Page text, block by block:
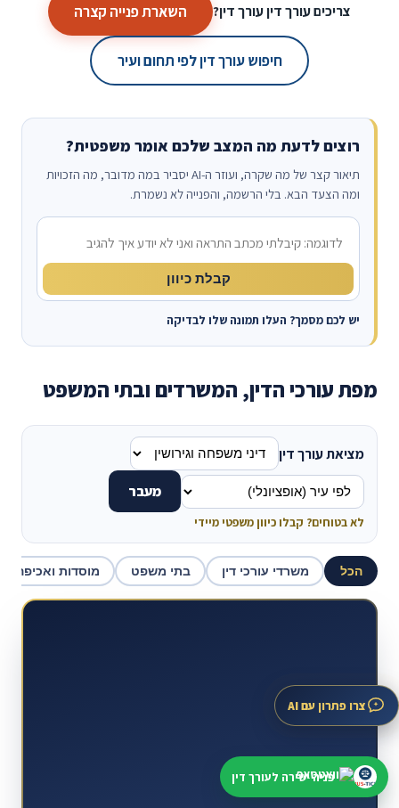
צריכים עורך דין עורך דין? השארת פנייה קצרה
חיפוש עורך דין לפי תחום ועיר
רוצים לדעת מה המצב שלכם אומר משפטית?
תיאור קצר של מה שקרה, ועוזר ה-AI יסביר במה מדובר, מה הזכויות
ומה הצעד הבא. בלי הרשמה, והפנייה לא נשמרת.
מה קרה?
קבלת כיוון
יש לכם מסמך? העלו תמונה שלו לבדיקה
מפת עורכי הדין, המשרדים ובתי המשפט
מציאת עורך דין
מעבר
לא בטוחים? קבלו כיוון משפטי מיידי
הכל משרדי עורכי דין בתי משפט מוסדות ואכיפה
צרו פתרון עם AI
פניה ישירה לעורך דין